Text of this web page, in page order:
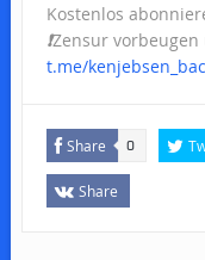
Kostenlos
❗️Zensur
t.me/
Share 0
Share